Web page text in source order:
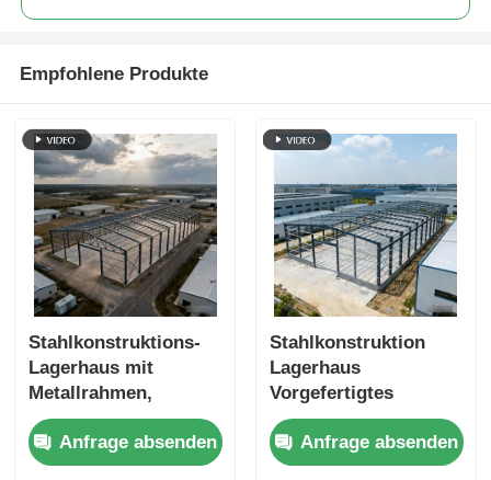
Empfohlene Produkte
Stahlkonstruktions-
Lagerhaus mit
Metallrahmen,
konzipiert für die
industrielle Lagerung
mit hoher Festigkeit
Anfrage absenden
Stahlkonstruktion
Lagerhaus
Vorgefertigtes
Metallgebäude Ideal
für industrielle
Lagerwerkstätten und
Anfrage absenden